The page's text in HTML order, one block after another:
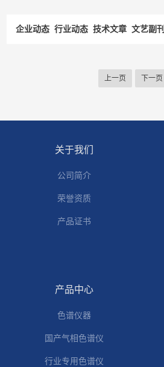
企业动态 行业动态 技术文章 文艺副刊
上一页 下一页
关于我们
公司简介
荣誉资质
产品证书
产品中心
色谱仪器
国产气相色谱仪
行业专用色谱仪